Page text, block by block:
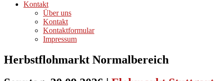
Kontakt
Über uns
Kontakt
Kontaktformular
Impressum
Herbstflohmarkt Normalbereich